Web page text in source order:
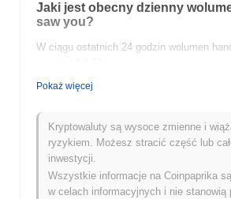
Jaki jest obecny dzienny
saw you?
W ciągu ostatnich 24 godzin wolumen
Jaka jest historia zakresu cen
Najwyższy Poziom Historyczny (ATH):
Najniższy Poziom Historyczny (ATL):
zł
Jigsaw saw you jest obecnie notowany
ATH .
Pokaż więcej
Kryptowaluty są wysoce zmienne i
ryzykiem. Możesz stracić część lub
inwestycji.
Wszystkie informacje na Coinpaprika
w celach informacyjnych i nie stanowią